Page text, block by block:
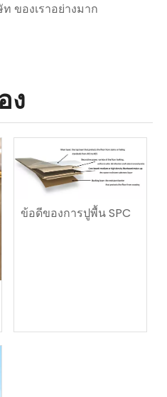
ของเราอย่างมาก
ง
‌ ข้อดีของการปูพื้น SPC ‌